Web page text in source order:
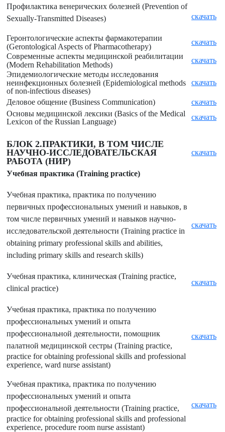
Профилактика венерических болезней (Prevention of
Sexually-Transmitted Diseases)
скачать
Геронтологические аспекты фармакотерапии
(Gerontological Aspects of Pharmacotherapy)
скачать
Современные аспекты медицинской реабилитации
(Modern Rehabilitation Methods)
скачать
Эпидемиологические методы исследования
неинфекционных болезней (Epidemiological methods
of non-infectious diseases)
скачать
Деловое общение (Business Communication)
скачать
Основы медицинской лексики (Basics of the Medical
Lexicon of the Russian Language)
скачать
БЛОК 2.ПРАКТИКИ, В ТОМ ЧИСЛЕ
НАУЧНО-ИССЛЕДОВАТЕЛЬСКАЯ
РАБОТА (НИР)
скачать
Учебная практика (Training practice)
Учебная практика, практика по получению
первичных профессиональных умений и навыков, в
том числе первичных умений и навыков научно-
исследовательской деятельности (Training practice in
obtaining primary professional skills and abilities,
including primary skills and research skills)
скачать
Учебная практика, клиническая (Training practice,
clinical practice)
скачать
Учебная практика, практика по получению
профессиональных умений и опыта
профессиональной деятельности, помощник
палатной медицинской сестры (Training practice,
practice for obtaining professional skills and professional
experience, ward nurse assistant)
скачать
Учебная практика, практика по получению
профессиональных умений и опыта
профессиональной деятельности (Training practice,
practice for obtaining professional skills and professional
experience, procedure room nurse assistant)
скачать